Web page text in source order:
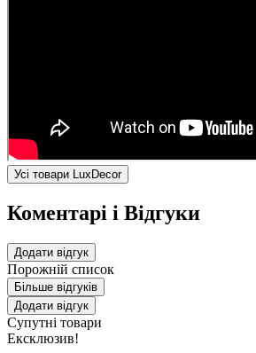
Усі товари LuxDecor
Коментарі і Відгуки
Додати відгук
Порожній список
Більше відгуків
Додати відгук
Супутні товари
Ексклюзив!